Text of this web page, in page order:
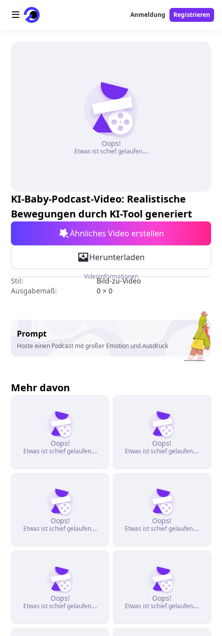
Free-Tools
Anmeldung Registrieren
Oops!
Etwas ist schief gelaufen....
KI-Baby-Podcast-Video: Realistische
Bewegungen durch KI-Tool generiert
Ähnliches Video erstellen
Herunterladen
Videoinformationen
Stil:
Bild-zu-Video
Ausgabemaß:
0 × 0
Prompt
Hoste einen Podcast mit großer Emotion und Ausdruck
Mehr davon
Oops!
Etwas ist schief gelaufen....
Oops!
Etwas ist schief gelaufen....
Oops!
Etwas ist schief gelaufen....
Oops!
Etwas ist schief gelaufen....
Oops!
Etwas ist schief gelaufen....
Oops!
Etwas ist schief gelaufen....